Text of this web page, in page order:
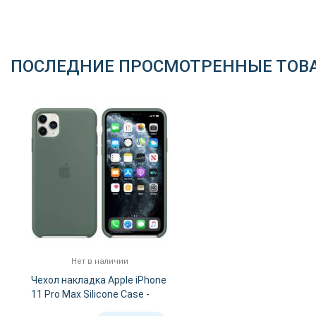
ПОСЛЕДНИЕ ПРОСМОТРЕННЫЕ
Нет в наличии
Чехол накладка Apple iPhone
11 Pro Max Silicone Case -